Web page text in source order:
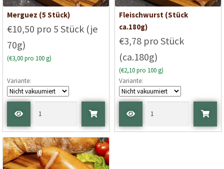
Merguez (5 Stück)
€10,50 pro 5 Stück (je
70g)
(€3,00 pro 100 g)
Variante:
Fleischwurst (Stück
ca.180g)
€3,78 pro Stück
(ca.180g)
(€2,10 pro 100 g)
Variante: